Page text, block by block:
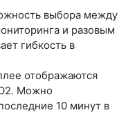
выбора между
и разовым
гибкость в
отображаются
Можно
10 минут в